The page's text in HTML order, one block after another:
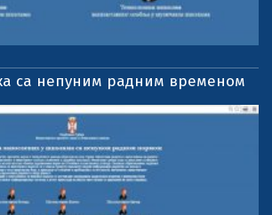
са непуним радним временом